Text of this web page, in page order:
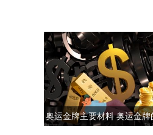
奥运金牌主要材料 奥运金牌